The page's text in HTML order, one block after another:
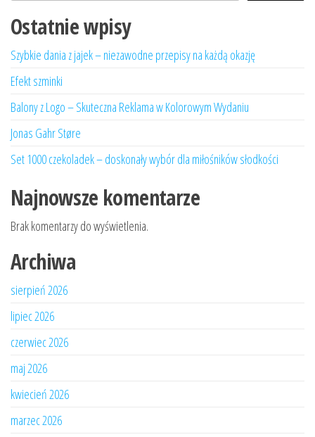
Ostatnie wpisy
Szybkie dania z jajek – niezawodne przepisy na każdą okazję
Efekt szminki
Balony z Logo – Skuteczna Reklama w Kolorowym Wydaniu
Jonas Gahr Støre
Set 1000 czekoladek – doskonały wybór dla miłośników słodkości
Najnowsze komentarze
Brak komentarzy do wyświetlenia.
Archiwa
sierpień 2026
lipiec 2026
czerwiec 2026
maj 2026
kwiecień 2026
marzec 2026